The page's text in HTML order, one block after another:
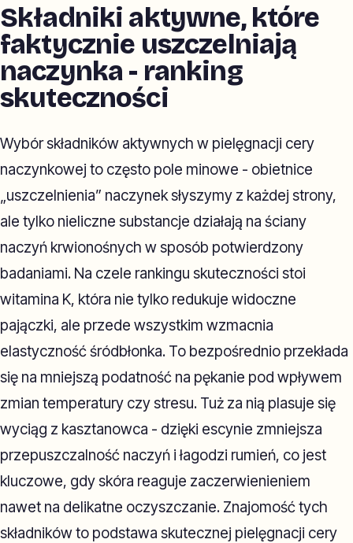
Składniki aktywne, które
faktycznie uszczelniają
naczynka - ranking
skuteczności
Wybór składników aktywnych w pielęgnacji cery
naczynkowej to często pole minowe - obietnice
„uszczelnienia” naczynek słyszymy z każdej strony,
ale tylko nieliczne substancje działają na ściany
naczyń krwionośnych w sposób potwierdzony
badaniami. Na czele rankingu skuteczności stoi
witamina K, która nie tylko redukuje widoczne
pajączki, ale przede wszystkim wzmacnia
elastyczność śródbłonka. To bezpośrednio przekłada
się na mniejszą podatność na pękanie pod wpływem
zmian temperatury czy stresu. Tuż za nią plasuje się
wyciąg z kasztanowca - dzięki escynie zmniejsza
przepuszczalność naczyń i łagodzi rumień, co jest
kluczowe, gdy skóra reaguje zaczerwienieniem
nawet na delikatne oczyszczanie. Znajomość tych
składników to podstawa skutecznej pielęgnacji cery